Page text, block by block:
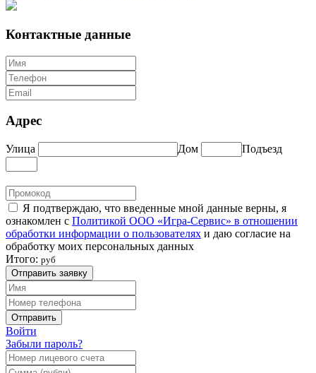
Контактные данные
Адрес
Улица Дом Подъезд
Я подтверждаю, что введенные мной данные верны, я
ознакомлен с Политикой ООО «Игра-Сервис» в отношении
обработки информации о пользователях и даю согласие на
обработку моих персональных данных
Итого: руб
Отправить заявку
Отправить
Войти
Забыли пароль?